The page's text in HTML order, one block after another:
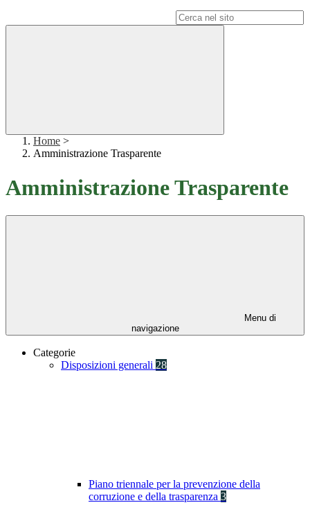
Home >
Amministrazione Trasparente
Amministrazione Trasparente
Menu di
navigazione
Categorie
Disposizioni generali 28
Piano triennale per la prevenzione della
corruzione e della trasparenza 3